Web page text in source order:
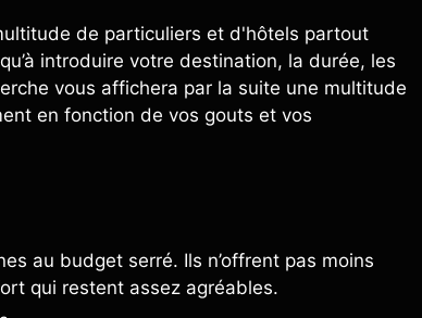
de particuliers et d'hôtels partout
introduire votre destination, la durée, les
vous affichera par la suite une multitude
en fonction de vos gouts et vos
au budget serré. Ils n’offrent pas moins
qui restent assez agréables.